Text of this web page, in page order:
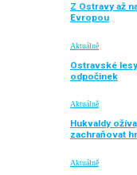
Z Ostravy až
Evropou
Aktuálně
Ostravské
odpočinek
Aktuálně
Hukvaldy
zachraňovat
Aktuálně